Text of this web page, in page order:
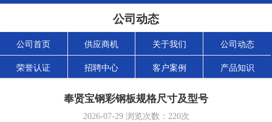
公司动态
公司首页 供应商机 关于我们 公司动态
荣誉认证 招聘中心 客户案例 产品知识
奉贤宝钢彩钢板规格尺寸及型号
2026-07-29浏览次数： 220次